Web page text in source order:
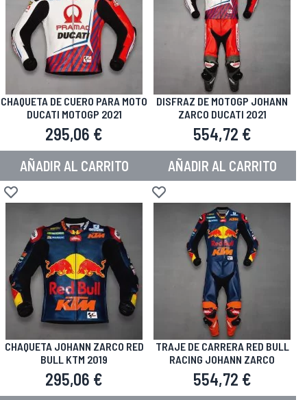
CHAQUETA DE CUERO PARA MOTO
DUCATI MOTOGP 2021
295,06 €
AÑADIR AL CARRITO
Añadir a la Lista de Deseos
DISFRAZ DE MOTOGP JOHANN
ZARCO DUCATI 2021
554,72 €
AÑADIR AL CARRITO
Añadir a la Lista de Deseos
CHAQUETA JOHANN ZARCO RED
BULL KTM 2019
295,06 €
TRAJE DE CARRERA RED BULL
RACING JOHANN ZARCO
554,72 €